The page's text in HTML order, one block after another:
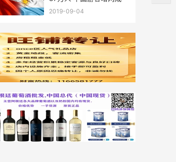
2019-09-04